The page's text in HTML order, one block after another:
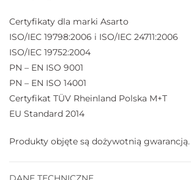
Certyfikaty dla marki Asarto
ISO/IEC 19798:2006 i ISO/IEC 24711:2006
ISO/IEC 19752:2004
PN – EN ISO 9001
PN – EN ISO 14001
Certyfikat TÜV Rheinland Polska M+T
EU Standard 2014
Produkty objęte są dożywotnią gwarancją.